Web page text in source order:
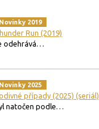
Novinky 2019
Run (2019)
odehrává…
Novinky 2025
případy (2025) (seriál)
natočen podle…